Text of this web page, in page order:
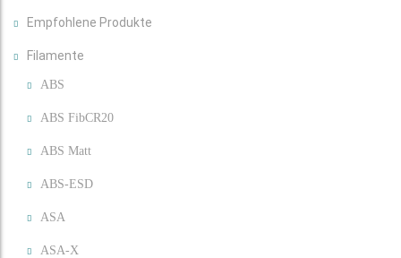
Empfohlene Produkte
Filamente
ABS
ABS FibCR20
ABS Matt
ABS-ESD
ASA
ASA-X